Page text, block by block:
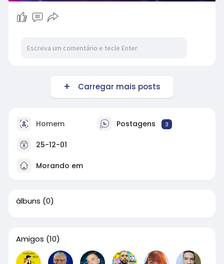
Carregar mais posts
Homem Postagens 3
25-12-01
Morando em
álbuns (0)
Amigos (10)